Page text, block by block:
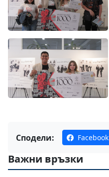
Сподели: Facebook
Важни връзки